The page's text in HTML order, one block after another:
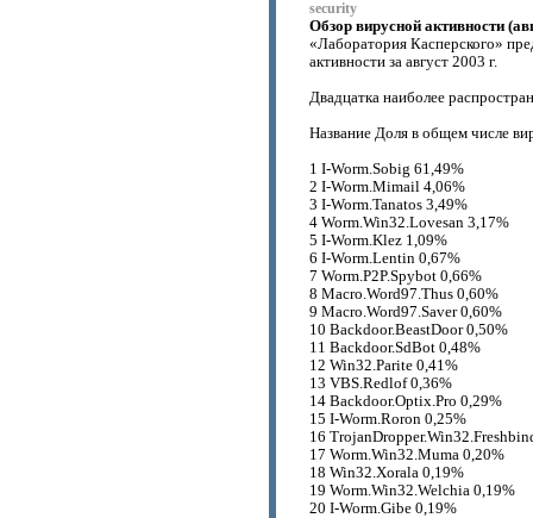
security
Обзор вирусной активности
«Лаборатория Касперского»
активности за август 2003 г.
Двадцатка наиболее
Название Доля в общем числе
1 I-Worm.Sobig 61,49%
2 I-Worm.Mimail 4,06%
3 I-Worm.Tanatos 3,49%
4 Worm.Win32.Lovesan 3,17%
5 I-Worm.Klez 1,09%
6 I-Worm.Lentin 0,67%
7 Worm.P2P.Spybot 0,66%
8 Macro.Word97.Thus 0,60%
9 Macro.Word97.Saver 0,60%
10 Backdoor.BeastDoor 0,50%
11 Backdoor.SdBot 0,48%
12 Win32.Parite 0,41%
13 VBS.Redlof 0,36%
14 Backdoor.Optix.Pro 0,29%
15 I-Worm.Roron 0,25%
16
17 Worm.Win32.Muma 0,20%
18 Win32.Xorala 0,19%
19 Worm.Win32.Welchia 0,19%
20 I-Worm.Gibe 0,19%